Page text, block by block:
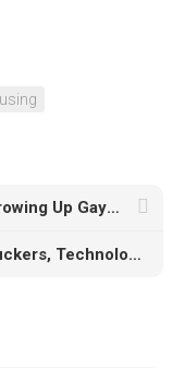
Taylor Brorby著「Boys and Oil: Growing Up Gay in a Fractured Land」
Karen Levy著「Data Driven: Truckers, Technology, and the New Workplace Surveillance」